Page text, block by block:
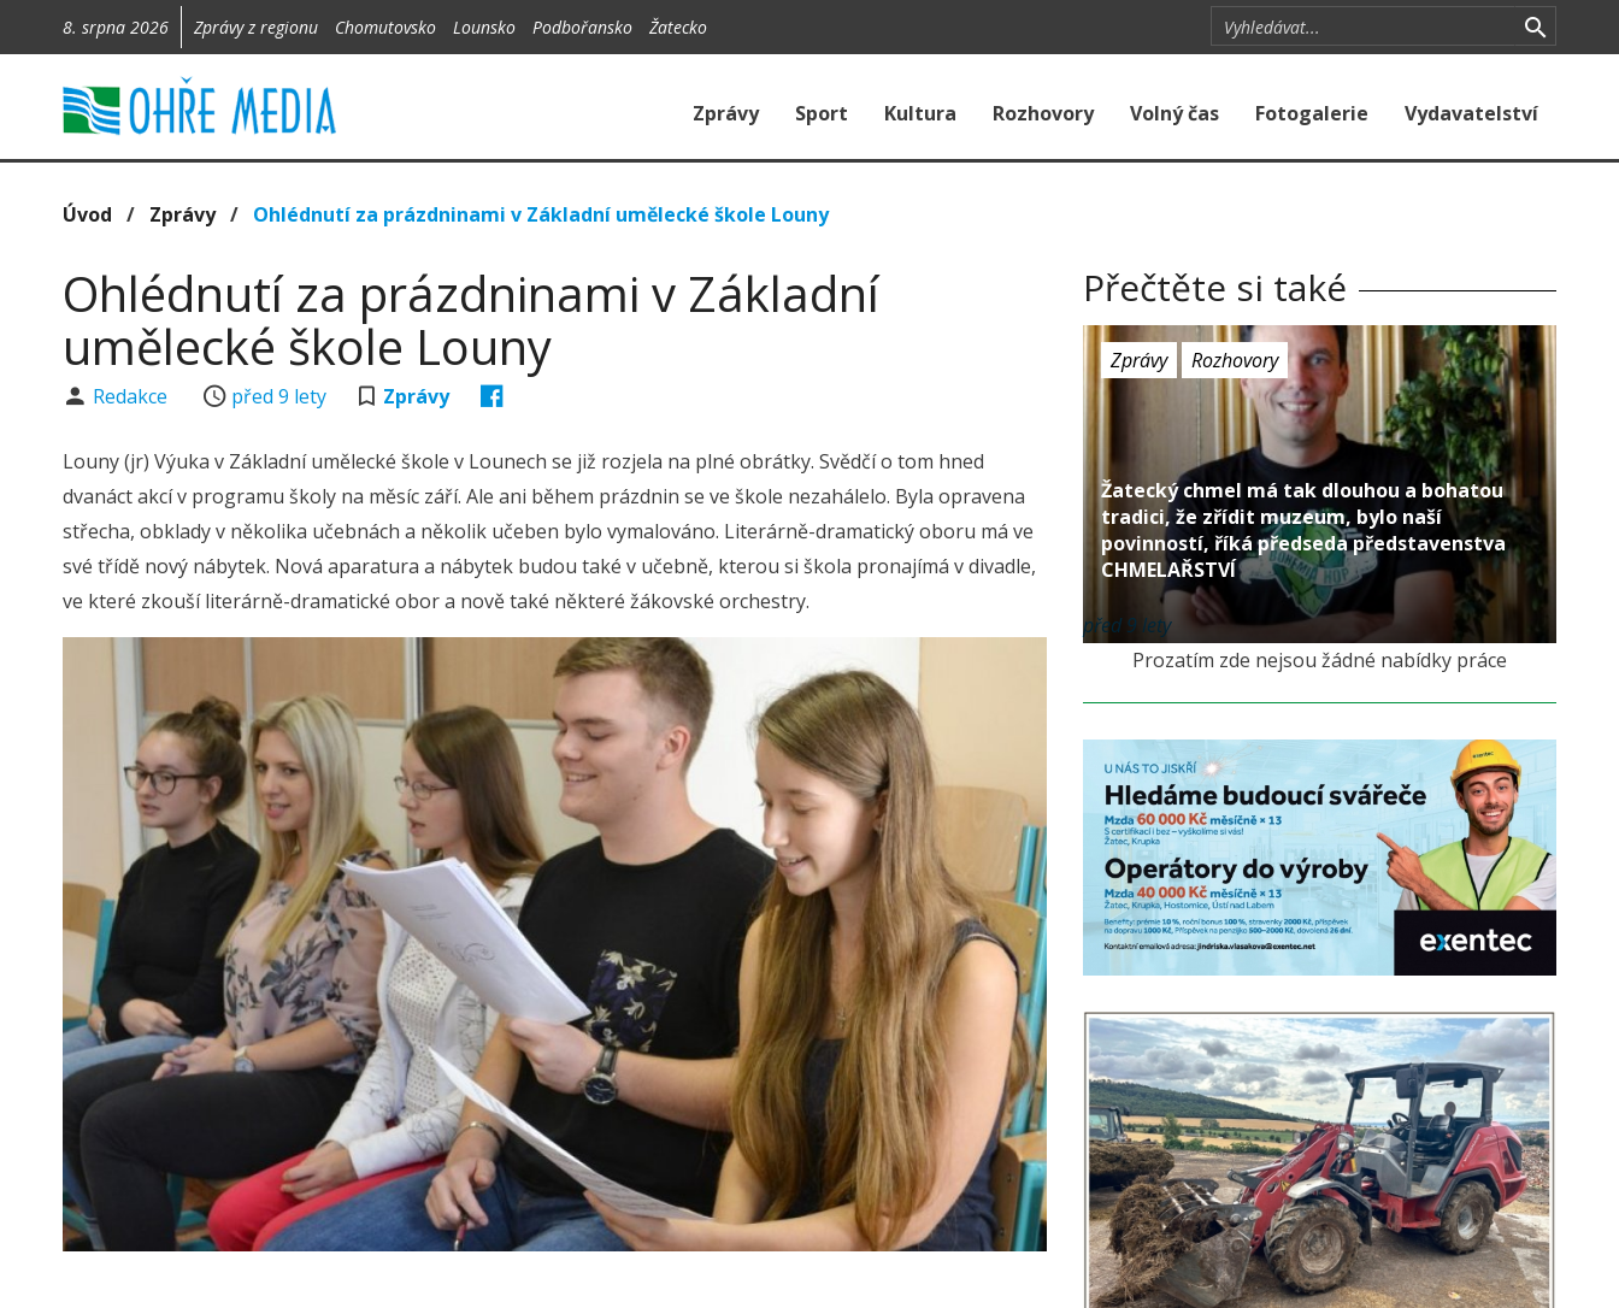
8. srpna 2026 Zprávy z regionu Chomutovsko Lounsko Podbořansko Žatecko
Zprávy Sport Kultura Rozhovory Volný čas Fotogalerie Vydavatelství
Úvod / Zprávy/ Ohlédnutí za prázdninami v Základní umělecké škole Louny
Ohlédnutí za prázdninami v Základní
umělecké škole Louny
Redakce před 9 lety Zprávy
Louny (jr) Výuka v Základní umělecké škole v Lounech se již rozjela na plné obrátky. Svědčí o tom hned
dvanáct akcí v programu školy na měsíc září. Ale ani během prázdnin se ve škole nezahálelo. Byla opravena
střecha, obklady v několika učebnách a několik učeben bylo vymalováno. Literárně-dramatický oboru má ve
své třídě nový nábytek. Nová aparatura a nábytek budou také v učebně, kterou si škola pronajímá v divadle,
ve které zkouší literárně-dramatické obor a nově také některé žákovské orchestry.
Přečtěte si také
Zprávy Rozhovory
Žatecký chmel má tak dlouhou a bohatou
tradici, že zřídit muzeum, bylo naší
povinností, říká předseda představenstva
CHMELAŘSTVÍ
před 9 lety
Prozatím zde nejsou žádné nabídky práce